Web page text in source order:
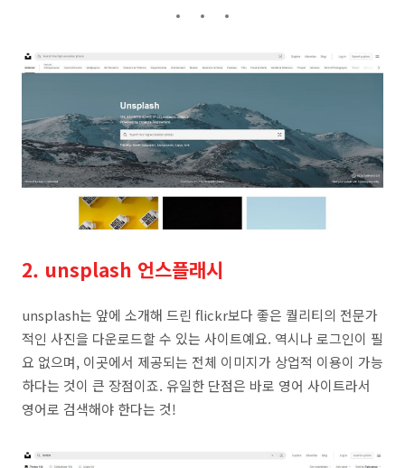
2. unsplash 언스플래시
unsplash는 앞에 소개해 드린 flickr보다 좋은 퀄리티의 전문가
적인 사진을 다운로드할 수 있는 사이트예요. 역시나 로그인이 필
요 없으며, 이곳에서 제공되는 전체 이미지가 상업적 이용이 가능
하다는 것이 큰 장점이죠. 유일한 단점은 바로 영어 사이트라서
영어로 검색해야 한다는 것!